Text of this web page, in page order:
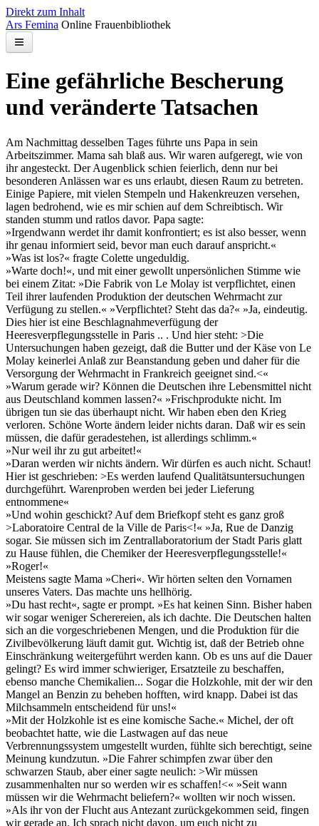
Direkt zum Inhalt
Ars Femina Online Frauenbibliothek
Kontakt
Eine gefährliche Bescherung
und veränderte Tatsachen
Am Nachmittag desselben Tages führte uns Papa in sein
Arbeitszimmer. Mama sah blaß aus. Wir waren aufgeregt, wie von
ihr angesteckt. Der Augenblick schien feierlich, denn nur bei
besonderen Anlässen war es uns erlaubt, diesen Raum zu betreten.
Einige Papiere, mit vielen Stempeln und Hakenkreuzen versehen,
lagen bedrohend, wie es mir schien auf dem Schreibtisch. Wir
standen stumm und ratlos davor. Papa sagte:
»Irgendwann werdet ihr damit konfrontiert; es ist also besser, wenn
ihr genau informiert seid, bevor man euch darauf anspricht.«
»Was ist los?« fragte Colette ungeduldig.
»Warte doch!«, und mit einer gewollt unpersönlichen Stimme wie
bei einem Zitat: »Die Fabrik von Le Molay ist verpflichtet, einen
Teil ihrer laufenden Produktion der deutschen Wehrmacht zur
Verfügung zu stellen.« »Verpflichtet? Steht das da?« »Ja, eindeutig.
Dies hier ist eine Beschlagnahmeverfügung der
Heeresverpflegungsstelle in Paris .. . Und hier steht: >Die
Untersuchungen haben gezeigt, daß die Butter und der Käse von Le
Molay keinerlei Anlaß zur Beanstandung geben und daher für die
Versorgung der Wehrmacht in Frankreich geeignet sind.<«
»Warum gerade wir? Können die Deutschen ihre Lebensmittel nicht
aus Deutschland kommen lassen?« »Frischprodukte nicht. Im
übrigen tun sie das überhaupt nicht. Wir haben eben den Krieg
verloren. Schöne Worte ändern leider nichts daran. Daß wir es sein
müssen, die dafür geradestehen, ist allerdings schlimm.«
»Nur weil ihr zu gut arbeitet!«
»Daran werden wir nichts ändern. Wir dürfen es auch nicht. Schaut!
Hier ist geschrieben: >Es werden laufend Qualitätsuntersuchungen
durchgeführt. Warenproben werden bei jeder Lieferung
entnommene«
»Und wohin geschickt? Auf dem Briefkopf steht es ganz groß
>Laboratoire Central de la Ville de Paris<!« »Ja, Rue de Danzig
sogar. Sie müssen sich im Zentrallaboratorium der Stadt Paris glatt
zu Hause fühlen, die Chemiker der Heeresverpflegungsstelle!«
»Roger!«
Meistens sagte Mama »Cheri«. Wir hörten selten den Vornamen
unseres Vaters. Das machte uns hellhörig.
»Du hast recht«, sagte er prompt. »Es hat keinen Sinn. Bisher haben
wir sogar weniger Scherereien, als ich dachte. Die Deutschen halten
sich an die vorgeschriebenen Mengen, und die Produktion für die
Zivilbevölkerung läuft damit gut. Wichtig ist, daß der Betrieb ohne
Einschränkung weitergeführt werden kann. Ob es uns auf die Dauer
gelingt? Es wird immer schwieriger, Ersatzteile zu beschaffen,
ebenso manche Chemikalien... Sogar die Holzkohle, mit der wir den
Mangel an Benzin zu beheben hofften, wird knapp. Dabei ist das
Milchsammeln entscheidend für uns!«
»Mit der Holzkohle ist es eine komische Sache.« Michel, der oft
beobachtet hatte, wie die Lastwagen auf das neue
Verbrennungssystem umgestellt wurden, fühlte sich berechtigt, seine
Meinung kundzutun. »Die Fahrer schimpfen zwar über den
schwarzen Staub, aber einer sagte neulich: >Wir müssen
zusammenhalten nur so werden wir es schaffen!<« »Seit wann
müssen wir die Wehrmacht beliefern?« wollten wir noch wissen.
»Als ihr von der Flucht aus Antezant zurückgekommen seid, fingen
wir gerade an. Ich sprach nicht davon, um euch nicht zu